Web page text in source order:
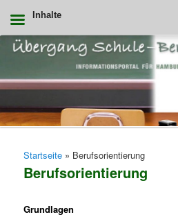
Zum
primären
springenUebergang Schule
Startseite » Berufsorientierung
Berufsorientierung
Grundlagen
Inhalte